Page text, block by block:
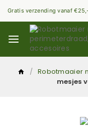
Gratis verzending vanaf
/ Robotmaaier
mesjes